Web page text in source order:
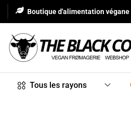
Boutique d'alimentation végane
Tous les rayons